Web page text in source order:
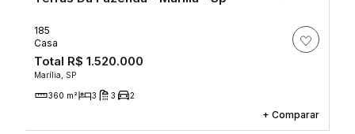
185
Casa
Total R$ 1.520.000
Marília, SP
360 m² 3 3 2
+ Comparar